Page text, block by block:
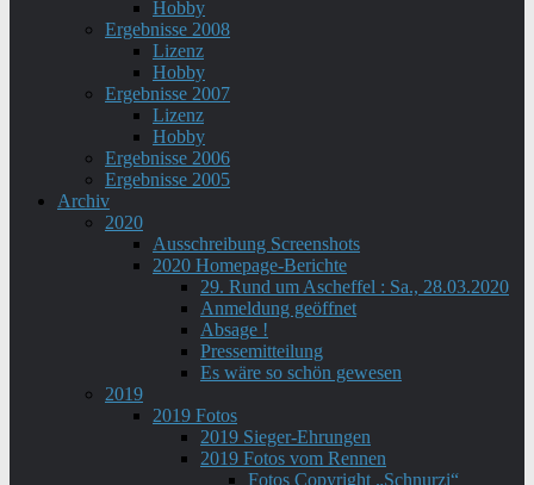
Hobby
Ergebnisse 2008
Lizenz
Hobby
Ergebnisse 2007
Lizenz
Hobby
Ergebnisse 2006
Ergebnisse 2005
Archiv
2020
Ausschreibung Screenshots
2020 Homepage-Berichte
29. Rund um Ascheffel : Sa., 28.03.2020
Anmeldung geöffnet
Absage !
Pressemitteilung
Es wäre so schön gewesen
2019
2019 Fotos
2019 Sieger-Ehrungen
2019 Fotos vom Rennen
Fotos Copyright „Schnurzi“